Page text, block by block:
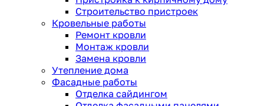
Строительство пристроек
Кровельные работы
Ремонт кровли
Монтаж кровли
Замена кровли
Утепление дома
Фасадные работы
Отделка сайдингом